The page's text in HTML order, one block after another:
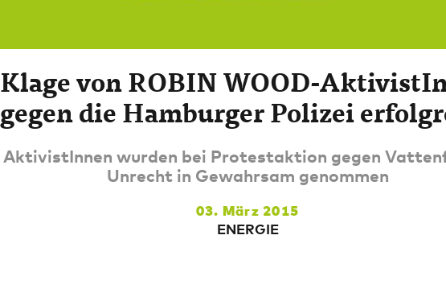
Klage von ROBIN WOOD-
gegen die Hamburger Polizei
AktivistInnen wurden bei Protestaktion gegen
Unrecht in Gewahrsam genommen
03. März 2015
ENERGIE